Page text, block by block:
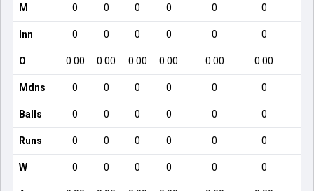
M 0 0 0 0 0 0
Inn 0 0 0 0 0 0
O 0.00 0.00 0.00 0.00 0.00 0.00
Mdns 0 0 0 0 0 0
Balls 0 0 0 0 0 0
Runs 0 0 0 0 0 0
W 0 0 0 0 0 0